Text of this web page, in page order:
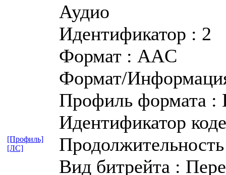
Аудио
Идентификатор : 2
Формат : AAC
Формат/
Профиль формата :
Идентификатор
Вид битрейта :
[Профиль]
[ЛС]